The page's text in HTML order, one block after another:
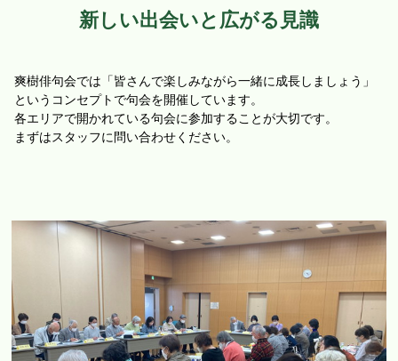
新しい出会いと広がる見識
爽樹俳句会では「皆さんで楽しみながら一緒に成長しましょう」
というコンセプトで句会を開催しています。
各エリアで開かれている句会に参加することが大切です。
まずはスタッフに問い合わせください。